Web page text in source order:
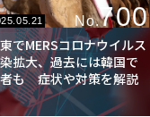
No.700
でMERSコロナウイルス
拡大、過去には韓国で
も 症状や対策を解説